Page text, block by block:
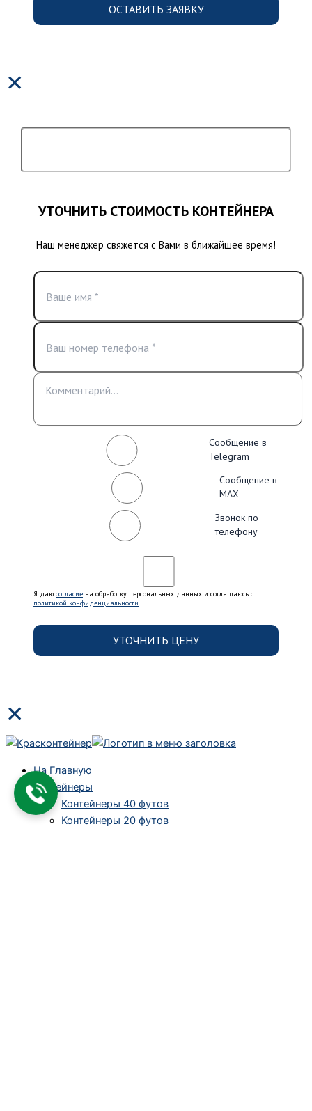
×
УТОЧНИТЬ СТОИМОСТЬ КОНТЕЙНЕРА
Наш менеджер свяжется с Вами в ближайшее время!
Сообщение в
Telegram
Сообщение в
MAX
Звонок по
телефону
Я даю согласие на обработку персональных данных и соглашаюсь c
политикой конфиденциальности
×
На Главную
Контейнеры
Контейнеры 40 футов
Контейнеры 20 футов